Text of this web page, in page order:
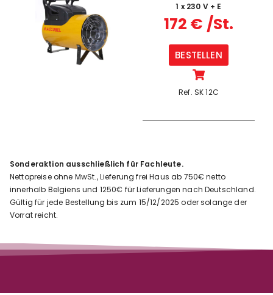
1 x 230 V + E
172 € /St.
BESTELLEN
Ref. SK 12C
Sonderaktion ausschließlich für Fachleute.
Nettopreise ohne MwSt., Lieferung frei Haus ab 750€ netto
innerhalb Belgiens und 1250€ für Lieferungen nach Deutschland.
Gültig für jede Bestellung bis zum 15/12/2025 oder solange der
Vorrat reicht.